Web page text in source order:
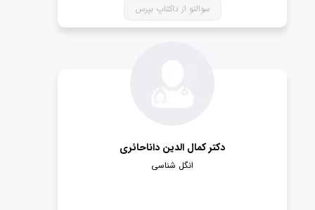
سوالتو از داکتاپ بپرس
دکتر کمال الدین داناحائری
انگل شناسی